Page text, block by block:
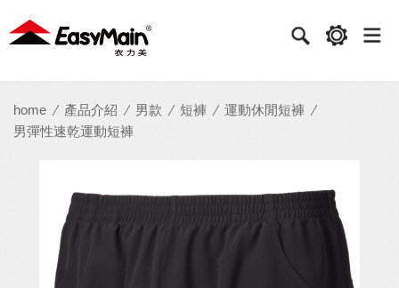
衣
力
實home 產品介紹 男款 短褲
運動休閒短褲
男彈性速乾運動短褲